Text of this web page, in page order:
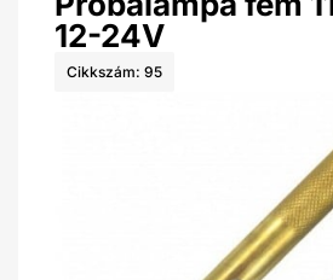
12-24V
Cikkszám: 95